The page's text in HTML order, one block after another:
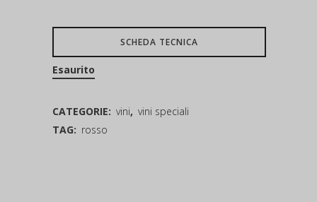
SCHEDA TECNICA
Esaurito
CATEGORIE: vini, vini speciali
TAG: rosso